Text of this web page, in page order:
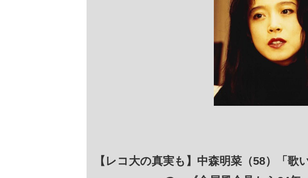
【レコ大の真実も】中森明菜（58）「